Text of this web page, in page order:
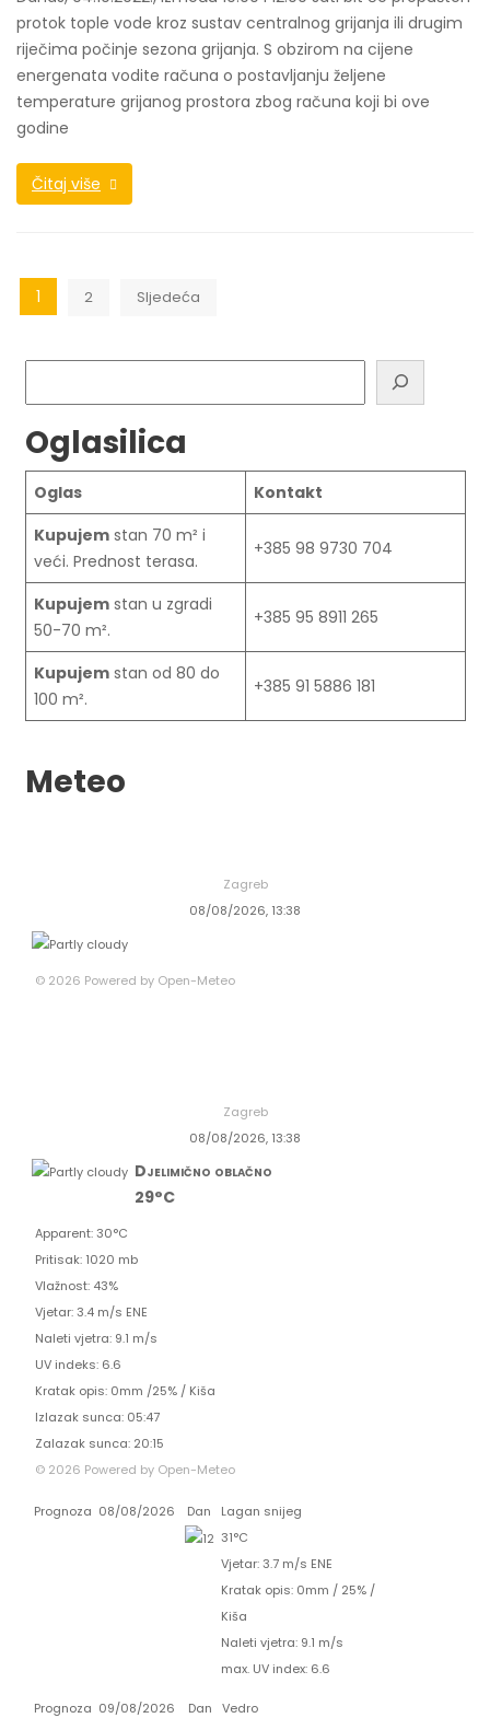
protok tople vode kroz sustav centralnog grijanja ili drugim
riječima počinje sezona grijanja. S obzirom na cijene
energenata vodite računa o postavljanju željene
temperature grijanog prostora zbog računa koji bi ove
godine
Čitaj više
Brojevi
stranica
objava
1 2 Sljedeća
Oglasilica
Oglas
Kontakt
Kupujemstan 70 m² i
veći. Prednost terasa.
+385 98 9730 704
Kupujemstan u zgradi
50-70 m².
+385 95 8911 265
Kupujemstan od 80 do
100 m².
+385 91 5886 181
Meteo
Zagreb
08/08/2026, 13:38
© 2026 Powered by Open-Meteo
Zagreb
08/08/2026, 13:38
Djelimično oblačno
29°C
Apparent: 30°C
Pritisak: 1020 mb
Vlažnost: 43%
Vjetar: 3.4 m/s ENE
Naleti vjetra: 9.1 m/s
UV indeks: 6.6
Kratak opis: 0mm /25%/ Kiša
Izlazak sunca: 05:47
Zalazak sunca: 20:15
© 2026 Powered by Open-Meteo
Prognoza 08/08/2026 Dan
Lagan snijeg
31°C
Vjetar: 3.7 m/s ENE
Kratak opis: 0mm / 25%/
Kiša
Naleti vjetra: 9.1 m/s
max. UV index: 6.6
Prognoza 09/08/2026 Dan
Vedro